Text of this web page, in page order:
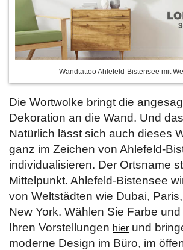
Wandtattoo Ahlefeld-Bistensee mit
Die Wortwolke bringt die
Dekoration an die Wand. Und
Natürlich lässt sich auch dieses
ganz im Zeichen von Ahlefeld-
individualisieren. Der Ortsname
Mittelpunkt. Ahlefeld-Bistensee
von Weltstädten wie Dubai,
New York. Wählen Sie Farbe
Ihren Vorstellungen hier und
moderne Design im Büro, im